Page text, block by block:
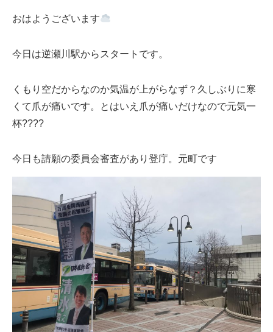
おはようございます
今日は逆瀬川駅からスタートです。
くもり空だからなのか気温が上がらなず？久しぶりに寒
くて爪が痛いです。とはいえ爪が痛いだけなので元気一
杯????
今日も請願の委員会審査があり登庁。元町です